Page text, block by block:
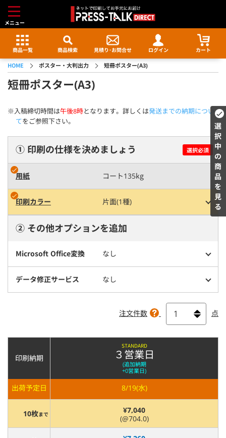
メニュー
商品一覧 商品検索 見積り･お問合せ ログイン カート
HOME ポスター・大判出力 短冊ポスター(A3)
短冊ポスター(A3)
※入稿締切時間は午後8時となります。詳しくは発送までの納期につい
てをご参照下さい。
① 印刷の仕様を決めましょう 選択必須
用紙 コート135kg
印刷カラー 片面(1種)
② その他オプションを追加
Microsoft Office変換 なし
データ修正サービス なし
注文件数 点
印刷納期
出荷予定日
STANDARD
３営業日
(追加納期
+0営業日)
8/19(水)
10枚まで
¥7,040
(@704.0)
選択中の商品を見る